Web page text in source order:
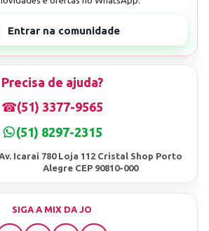
Precisa de ajuda?
☎(51) 3377-9565
(51) 8297-2315
Icarai 780 Loja 112 Cristal Shop Porto
Alegre CEP 90810-000
SIGA A MIX DA JO